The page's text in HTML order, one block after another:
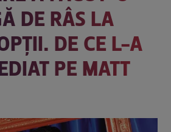
DE RÂS LA
DE CE L-A
PE MATT